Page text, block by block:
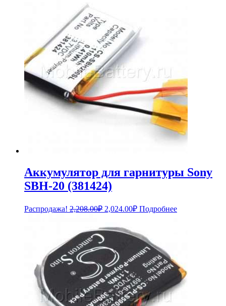
Аккумулятор для гарнитуры Sony
SBH-20 (381424)
Распродажа! 2,208.00₽ Первоначальная
составляла
2,208.00₽.
2,024.00₽Текущая
цена:
Подробнее